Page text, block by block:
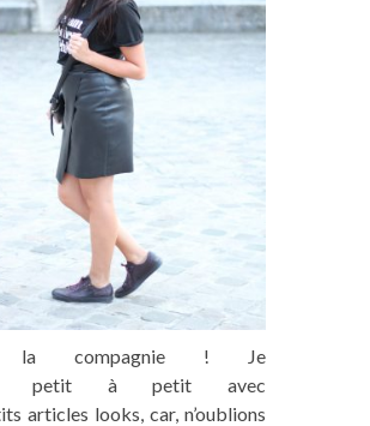
la compagnie ! Je
petit à petit avec
articles looks, car, n’oublions